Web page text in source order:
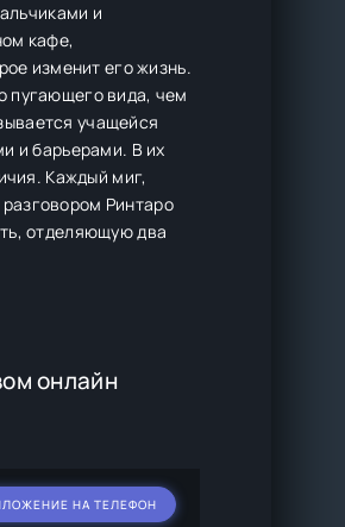
и
кафе,
изменит его жизнь.
пугающего вида, чем
учащейся
и барьерами. В их
Каждый миг,
Ринтаро
отделяющую два
онлайн
НА ТЕЛЕФОН